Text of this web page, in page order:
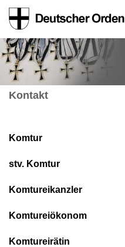
Kontakt
Komtur
stv. Komtur
Komtureikanzler
Komtureiökonom
Komtureirätin